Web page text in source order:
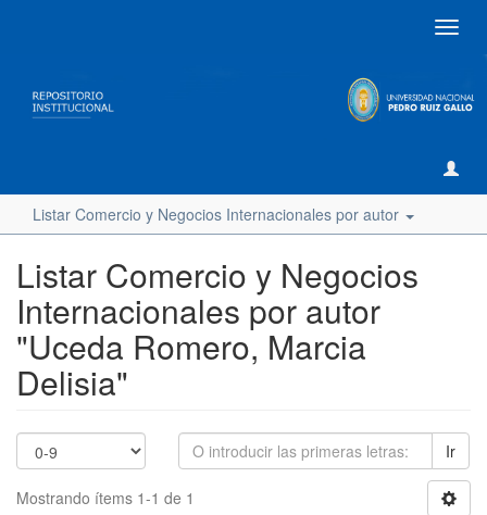
Listar Comercio y Negocios Internacionales por autor
Listar Comercio y Negocios
Internacionales por autor
"Uceda Romero, Marcia
Delisia"
Ir
Mostrando ítems 1-1 de 1